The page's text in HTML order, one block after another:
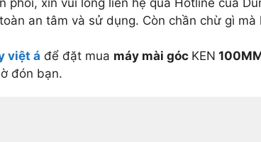
an tâm và sử dụng. Còn chần chừ gì
việt á để đặt mua máy mài góc KEN
đón bạn.